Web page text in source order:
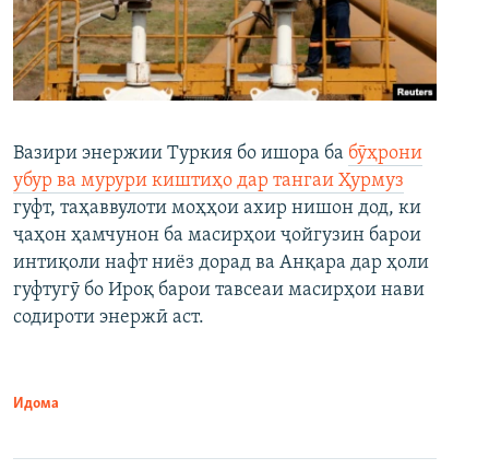
Вазири энержии Туркия бо ишора ба бӯҳрони
убур ва мурури киштиҳо дар тангаи Ҳурмуз
гуфт, таҳаввулоти моҳҳои ахир нишон дод, ки
ҷаҳон ҳамчунон ба масирҳои ҷойгузин барои
интиқоли нафт ниёз дорад ва Анқара дар ҳоли
гуфтугӯ бо Ироқ барои тавсеаи масирҳои нави
содироти энержӣ аст.
Идома